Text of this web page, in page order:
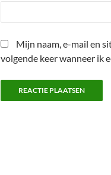
Mijn naam, e-mail en
volgende keer wanneer ik